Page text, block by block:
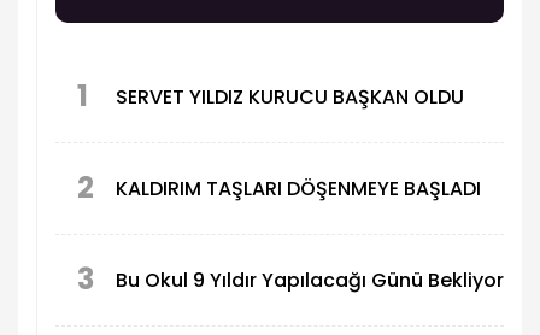
1 SERVET YILDIZ KURUCU BAŞKAN OLDU
2 KALDIRIM TAŞLARI DÖŞENMEYE BAŞLADI
3 Bu Okul 9 Yıldır Yapılacağı Günü Bekliyor